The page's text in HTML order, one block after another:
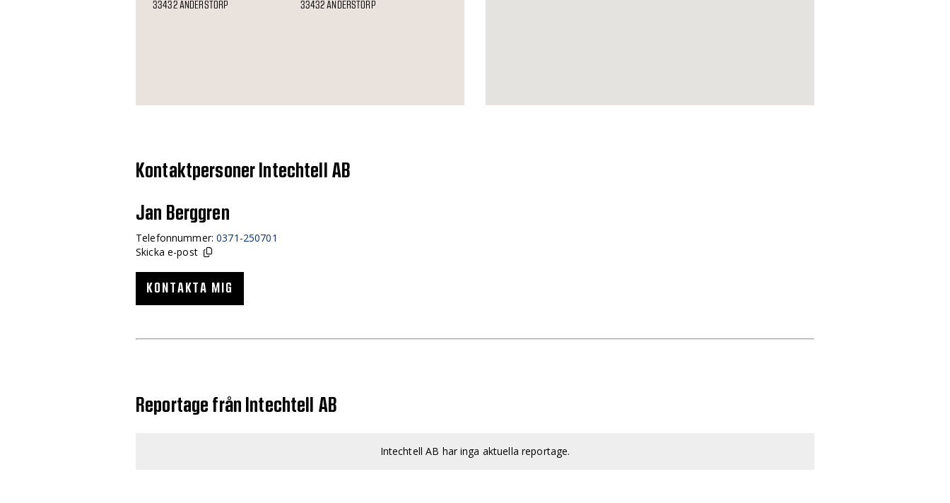
33432 ANDERSTORP
33432 ANDERSTORP
Kontaktpersoner Intechtell AB
Jan Berggren
Telefonnummer:0371-250701
Skicka e-post
KONTAKTA MIG
Reportage från Intechtell AB
Intechtell AB har inga aktuella reportage.